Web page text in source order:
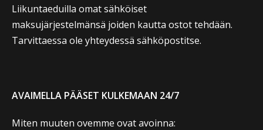
Liikuntaeduilla omat sähköiset
maksujärjestelmänsä joiden kautta ostot tehdään.
Tarvittaessa ole yhteydessä sähköpostitse.
AVAIMELLA PÄÄSET KULKEMAAN 24/7
Miten muuten ovemme ovat avoinna: